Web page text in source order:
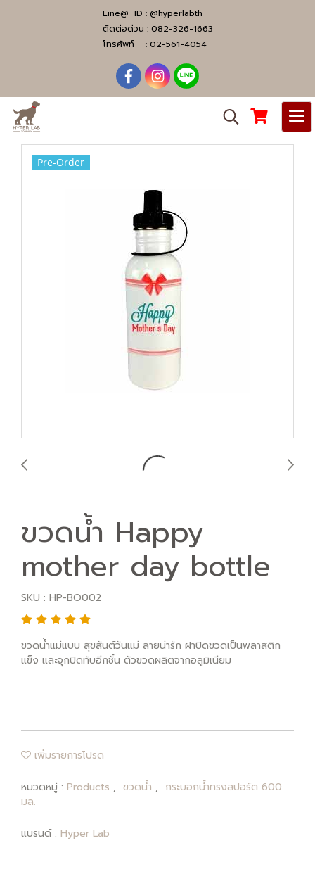
Line@ ID : @hyperlabth
ติดต่อด่วน : 082-326-1663
โทรศัพท์ : 02-561-4054
Pre-Order
ขวดน้ำ Happy
mother day bottle
SKU : HP-BO002
ขวดน้ำแม่แบบ สุขสันต์วันแม่ ลายน่ารัก ฝาปิดขวดเป็นพลาสติก
แข็ง และจุกปิดทับอีกชั้น ตัวขวดผลิตจากอลูมิเนียม
เพิ่มรายการโปรด
หมวดหมู่ : Products , ขวดน้ำ , กระบอกน้ำทรงสปอร์ต 600
มล.
แบรนด์ : Hyper Lab